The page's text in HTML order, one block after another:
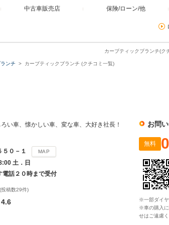
中古車販売店 保険/ローン/他
カーブティックブランチ(ク
ンチ カーブティックブランチ (クチコミ一覧)
い車、懐かしい車、変な車、大好き社長！
５０－１ MAP
土．日
電話２０時まで受付
(投稿数29件)
4.6
お問
無料
※一部ダイヤ
※車の購入に
せはご遠慮く